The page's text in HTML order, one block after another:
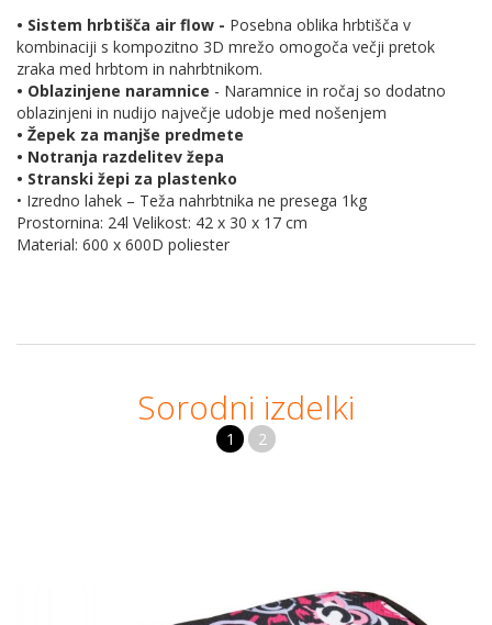
• Sistem hrbtišča air flow - Posebna oblika hrbtišča v
kombinaciji s kompozitno 3D mrežo omogoča večji pretok
zraka med hrbtom in nahrbtnikom.
• Oblazinjene naramnice - Naramnice in ročaj so dodatno
oblazinjeni in nudijo največje udobje med nošenjem
• Žepek za manjše predmete
• Notranja razdelitev žepa
• Stranski žepi za plastenko
• Izredno lahek – Teža nahrbtnika ne presega 1kg
Prostornina: 24l Velikost: 42 x 30 x 17 cm
Material: 600 x 600D poliester
Sorodni izdelki
1 2